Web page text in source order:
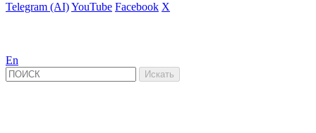
Telegram (AI)YouTube Facebook X
En